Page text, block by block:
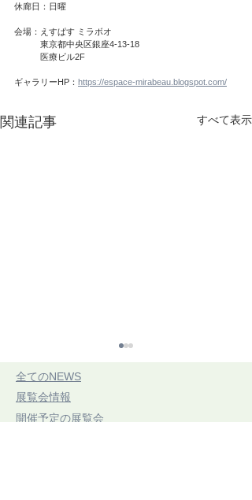
休廊日：日曜
会場：えすぱす ミラボオ
東京都中央区銀座4-13-18
医療ビル2F
ギャラリーHP： https://espace-mirabeau.blogspot.com/
関連記事 すべて表示
​全てのNEWS
​展覧会情報
​開催予定の展覧会